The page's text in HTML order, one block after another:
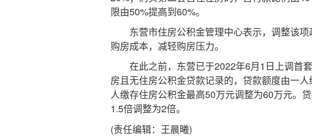
限由50%提高到60%。
东营市住房公积金管理中心表示，调整该项
购房成本，减轻购房压力。
在此之前，东营已于2022年6月1日上调首
房且无住房公积金贷款记录的，贷款额度由一
人缴存住房公积金最高50万元调整为60万元。
1.5倍调整为2倍。
(责任编辑：王晨曦)